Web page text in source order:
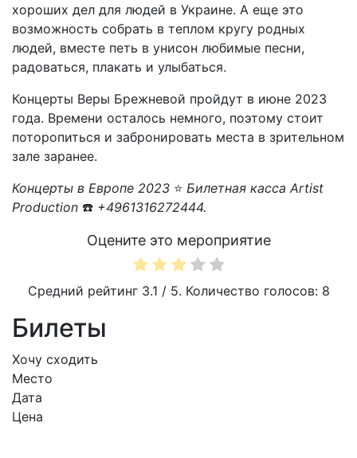
хороших дел для людей в Украине. А еще это
возможность собрать в теплом кругу родных
людей, вместе петь в унисон любимые песни,
радоваться, плакать и улыбаться.
Концерты Веры Брежневой пройдут в июне 2023
года. Времени осталось немного, поэтому стоит
поторопиться и забронировать места в зрительном
зале заранее.
Концерты в Европе 2023 ⭐ Билетная касса Artist
Production ☎️ +4961316272444.
Оцените это мероприятие
Средний рейтинг 3.1 / 5. Количество голосов: 8
Билеты
Хочу сходить
Место
Дата
Цена